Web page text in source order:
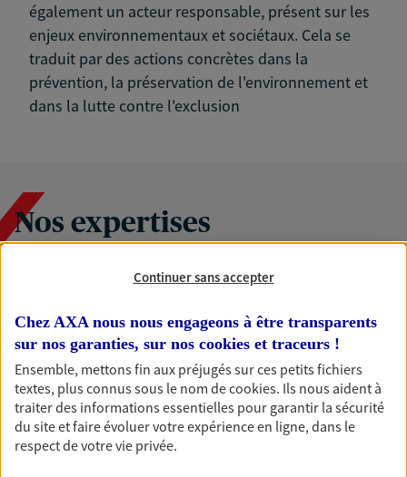
également un acteur responsable, présent sur les
enjeux environnementaux et sociétaux. Cela se
traduit par des actions concrètes dans la
prévention, la préservation de l'environnement et
dans la lutte contre l'exclusion
Nos expertises
professionnels et les
entreprises
Comme vous, nous sommes des indépendants. Nous
bâtissons ensemble des solutions cohérentes pour
protéger votre activité, vos collaborateurs... mais aussi
vous-même et votre famille.
Continuer sans accepter
Chez AXA nous nous engageons à être transparents
sur nos garanties, sur nos cookies et traceurs !
Ensemble, mettons fin aux préjugés sur ces petits fichiers
textes, plus connus sous le nom decookies. Ils nous aident à
traiter des informations essentielles pour garantir la sécurité
du site et faire évoluer votre expérience en ligne, dans le
respect de votre vie privée.